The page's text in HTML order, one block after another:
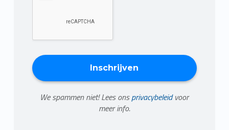
We spammen niet! Lees onsprivacybeleidvoor
meer info.